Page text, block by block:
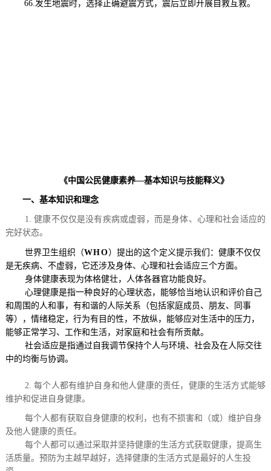
66.发生地震时，选择正确避震方式，震后立即开展自救互救。
《中国公民健康素养—基本知识与技能释义》
一、基本知识和理念
1. 健康不仅仅是没有疾病或虚弱，而是身体、心理和社会适应的
完好状态。
世界卫生组织（WHO）提出的这个定义提示我们：健康不仅仅
是无疾病、不虚弱，它还涉及身体、心理和社会适应三个方面。
身体健康表现为体格健壮，人体各器官功能良好。
心理健康是指一种良好的心理状态，能够恰当地认识和评价自己
和周围的人和事，有和谐的人际关系（包括家庭成员、朋友、同事
等），情绪稳定，行为有目的性，不放纵，能够应对生活中的压力，
能够正常学习、工作和生活，对家庭和社会有所贡献。
社会适应是指通过自我调节保持个人与环境、社会及在人际交往
中的均衡与协调。
2. 每个人都有维护自身和他人健康的责任，健康的生活方式能够
维护和促进自身健康。
每个人都有获取自身健康的权利，也有不损害和（或）维护自身
及他人健康的责任。
每个人都可以通过采取并坚持健康的生活方式获取健康，提高生
活质量。预防为主越早越好，选择健康的生活方式是最好的人生投